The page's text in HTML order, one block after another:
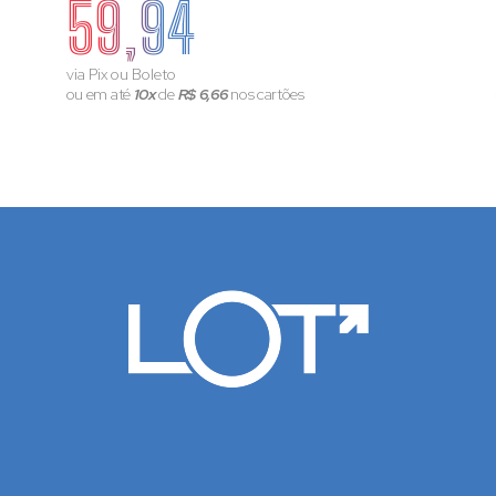
59,94
via Pix ou Boleto
ou em até 10xdeR$ 6,66nos cartões